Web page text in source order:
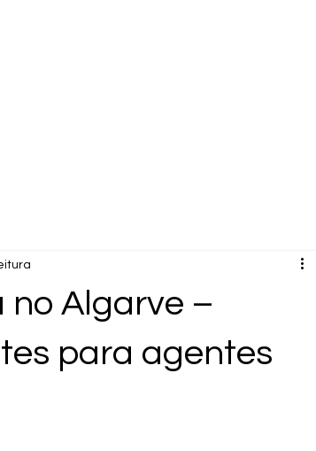
Algarve –
para agentes